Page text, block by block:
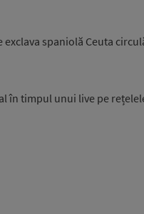
spaniolă Ceuta
în timpul unui live pe